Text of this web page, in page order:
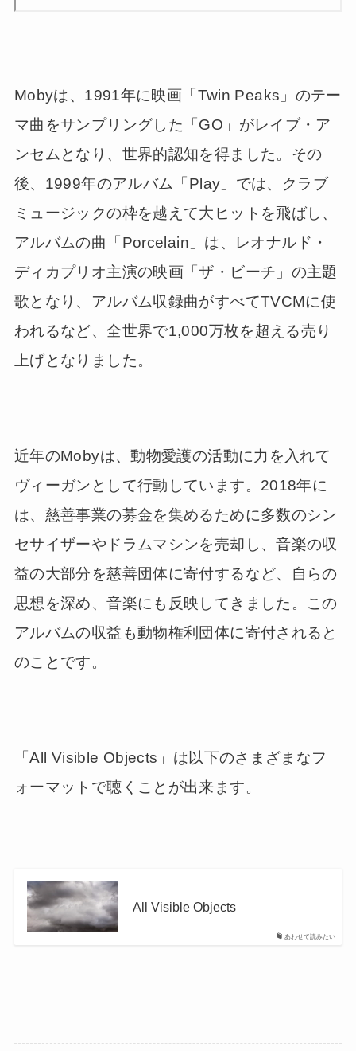
Mobyは、1991年に映画「Twin Peaks」のテー
マ曲をサンプリングした「GO」がレイブ・ア
ンセムとなり、世界的認知を得ました。その
後、1999年のアルバム「Play」では、クラブ
ミュージックの枠を越えて大ヒットを飛ばし、
アルバムの曲「Porcelain」は、レオナルド・
ディカプリオ主演の映画「ザ・ビーチ」の主題
歌となり、アルバム収録曲がすべてTVCMに使
われるなど、全世界で1,000万枚を超える売り
上げとなりました。
近年のMobyは、動物愛護の活動に力を入れて
ヴィーガンとして行動しています。2018年に
は、慈善事業の募金を集めるために多数のシン
セサイザーやドラムマシンを売却し、音楽の収
益の大部分を慈善団体に寄付するなど、自らの
思想を深め、音楽にも反映してきました。この
アルバムの収益も動物権利団体に寄付されると
のことです。
「All Visible Objects」は以下のさまざまなフ
ォーマットで聴くことが出来ます。
あわせて読みたい
All Visible Objects